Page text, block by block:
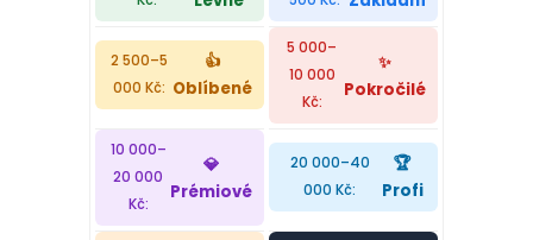
2 500–5
000 Kč:
👍
Oblíbené
5 000–
10 000
Kč:
✨
Pokročilé
10 000–
20 000
Kč:
💎
Prémiové
20 000–40
000 Kč:
🏆
Profi